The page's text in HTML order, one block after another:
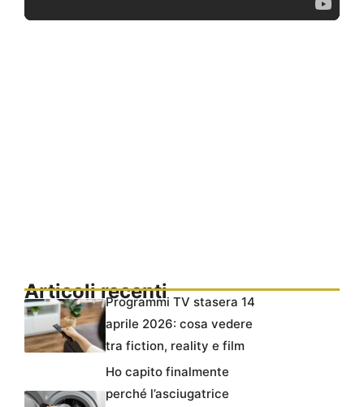
Articoli recentiProgrammi TV stasera 14
aprile 2026: cosa vedere
tra fiction, reality e film
Ho capito finalmente
perché l’asciugatrice